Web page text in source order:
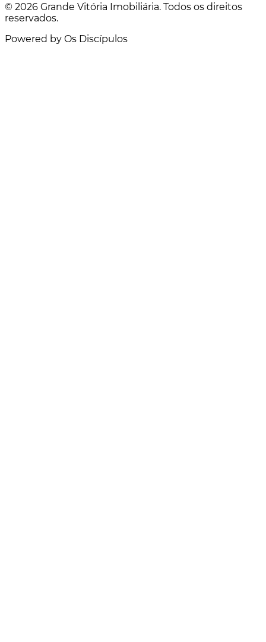
© 2026 Grande Vitória Imobiliária. Todos os direitos
reservados.
Powered by Os Discípulos